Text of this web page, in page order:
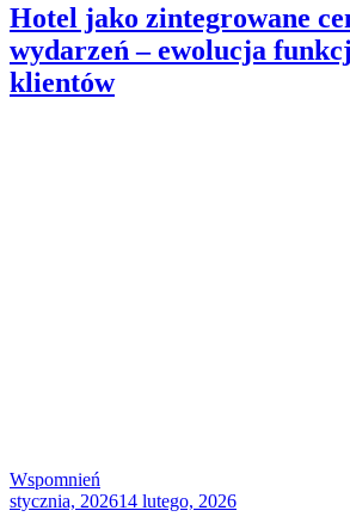
Hotel jako zintegrowane
wydarzeń – ewolucja
klientów
Wspomnień
stycznia, 202614 lutego, 2026